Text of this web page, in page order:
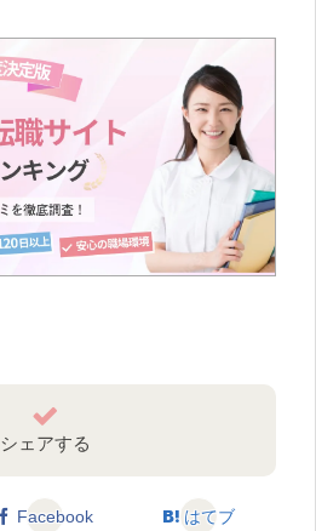
シェアする
Facebook はてブ